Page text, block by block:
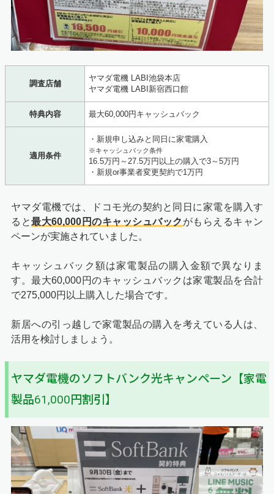
調査店舗
ヤマダ電機 LABI池袋本店
ヤマダ電機 LABI新宿西口館
特典内容 最大60,000円キャッシュバック
適用条件
・新規申し込みと同日に家電購入
※キャッシュバック条件
16.5万円～27.5万円以上の購入で3～5万円
・新規or事業者変更契約で1万円
ヤマダ電機では、ドコモ光の契約と同日に家電を購入す
ると最大60,000円のキャッシュバック がもらえるキャン
ペーンが実施されていました。
キャッシュバック額は家電製品の購入金額で異なりま
す。最大60,000円のキャッシュバックは家電製品を合計
で275,000円以上購入した場合です。
新居への引っ越しで家電製品の購入を考えている人は、
活用を検討しましょう。
ヤマダ電機のソフトバンク光キャンペーン【家電
製品61,000円割引】